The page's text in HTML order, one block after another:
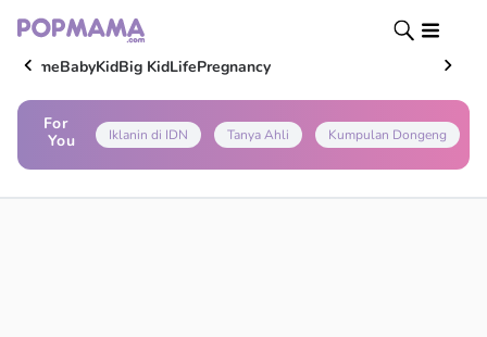
HomeBabyKidBig KidLifePregnancy
For
You
Iklanin di IDN Tanya Ahli Kumpulan Dongeng